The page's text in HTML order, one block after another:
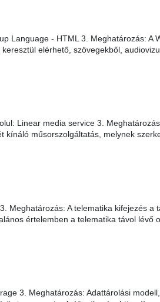
Language - HTML 3. Meghatározás: A
elérhető, szövegekből,
Linear media service 3.
kínáló műsorszolgáltatás, melynek
Meghatározás: A telematika kifejezés a
értelemben a telematika távol lévő
3. Meghatározás: Adattárolási